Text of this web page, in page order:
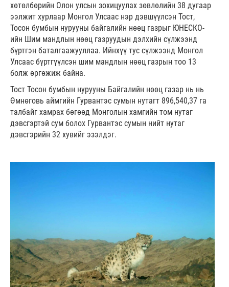
хөтөлбөрийн Олон улсын зохицуулах зөвлөлийн 38 дугаар
ээлжит хурлаар Монгол Улсаас нэр дэвшүүлсэн Тост,
Тосон бумбын нурууны байгалийн нөөц газрыг ЮНЕСКО-
ийн Шим мандлын нөөц газруудын дэлхийн сүлжээнд
бүртгэн баталгаажууллаа. Ийнхүү тус сүлжээнд Монгол
Улсаас бүртгүүлсэн шим мандлын нөөц газрын тоо 13
болж өргөжиж байна.
Тост Тосон бумбын нурууны Байгалийн нөөц газар нь нь
Өмнөговь аймгийн Гурвантэс сумын нутагт 896,540,37 га
талбайг хамрах бөгөөд Монголын хамгийн том нутаг
дэвсгэртэй сум болох Гурвантэс сумын нийт нутаг
дэвсгэрийн 32 хувийг эзэлдэг.